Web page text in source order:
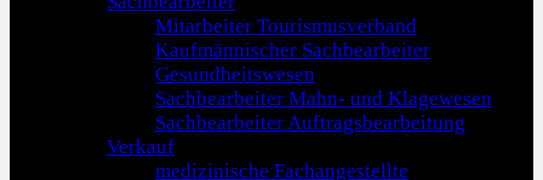
Mitarbeiter Tourismusverband
Kaufmännischer Sachbearbeiter
Gesundheitswesen
Sachbearbeiter Mahn- und Klagewesen
Sachbearbeiter Auftragsbearbeitung
Verkauf
medizinische Fachangestellte